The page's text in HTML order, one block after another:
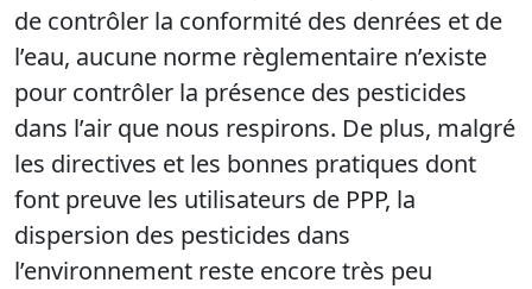
de contrôler la conformité des denrées et de
l’eau, aucune norme règlementaire n’existe
pour contrôler la présence des pesticides
dans l’air que nous respirons. De plus, malgré
les directives et les bonnes pratiques dont
font preuve les utilisateurs de PPP, la
dispersion des pesticides dans
l’environnement reste encore très peu